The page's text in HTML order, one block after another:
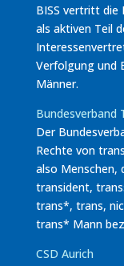
BISS vertritt die
als aktiven Teil
Verfolgung und
Männer.
Bundesverband
Der
Rechte von
also Menschen,
transident,
trans*, trans,
trans* Mann
CSD Aurich